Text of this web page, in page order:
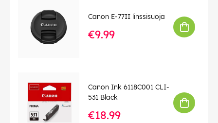
Canon E-77II linssisuoja
€9.99
Canon Ink 6118C001 CLI-
531 Black
€18.99